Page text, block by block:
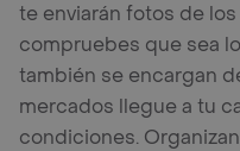
te enviarán fotos de
compruebes que sea
también se encargan
mercados llegue a tu
condiciones.